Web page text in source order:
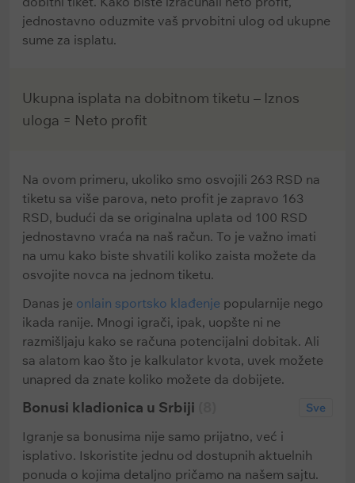
jednostavno oduzmite vaš prvobitni ulog od ukupne
sume za isplatu.
Ukupna isplata na dobitnom tiketu – Iznos
uloga = Neto profit
Na ovom primeru, ukoliko smo osvojili 263 RSD na
tiketu sa više parova, neto profit je zapravo 163
RSD, budući da se originalna uplata od 100 RSD
jednostavno vraća na naš račun. To je važno imati
na umu kako biste shvatili koliko zaista možete da
osvojite novca na jednom tiketu.
Danas je onlain sportsko klađenje popularnije nego
ikada ranije. Mnogi igrači, ipak, uopšte ni ne
razmišljaju kako se računa potencijalni dobitak. Ali
sa alatom kao što je kalkulator kvota, uvek možete
unapred da znate koliko možete da dobijete.
Bonusi kladionica u Srbiji Sve
Igranje sa bonusima nije samo prijatno, već i
isplativo. Iskoristite jednu od dostupnih aktuelnih
ponuda o kojima detaljno pričamo na našem sajtu.